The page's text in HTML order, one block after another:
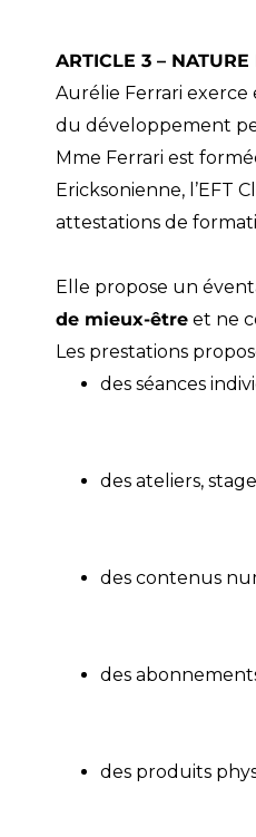
ARTICLE 3 –
Aurélie Ferrari
du développement
Mme Ferrari est
Ericksonienne, l’EFT
attestations de
Elle propose un
de mieux-être et ne
Les prestations
des séances
des ateliers,
des contenus
des
des produits